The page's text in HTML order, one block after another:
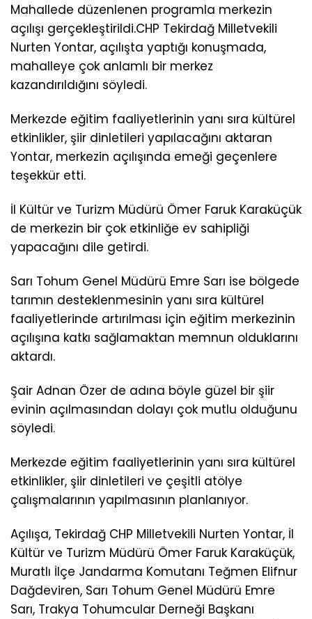
Mahallede düzenlenen programla merkezin
açılışı gerçekleştirildi.CHP Tekirdağ Milletvekili
Nurten Yontar, açılışta yaptığı konuşmada,
mahalleye çok anlamlı bir merkez
kazandırıldığını söyledi.
Merkezde eğitim faaliyetlerinin yanı sıra kültürel
etkinlikler, şiir dinletileri yapılacağını aktaran
Yontar, merkezin açılışında emeği geçenlere
teşekkür etti.
İl Kültür ve Turizm Müdürü Ömer Faruk Karaküçük
de merkezin bir çok etkinliğe ev sahipliği
yapacağını dile getirdi.
Sarı Tohum Genel Müdürü Emre Sarı ise bölgede
tarımın desteklenmesinin yanı sıra kültürel
faaliyetlerinde artırılması için eğitim merkezinin
açılışına katkı sağlamaktan memnun olduklarını
aktardı.
Şair Adnan Özer de adına böyle güzel bir şiir
evinin açılmasından dolayı çok mutlu olduğunu
söyledi.
Merkezde eğitim faaliyetlerinin yanı sıra kültürel
etkinlikler, şiir dinletileri ve çeşitli atölye
çalışmalarının yapılmasının planlanıyor.
Açılışa, Tekirdağ CHP Milletvekili Nurten Yontar, İl
Kültür ve Turizm Müdürü Ömer Faruk Karaküçük,
Muratlı İlçe Jandarma Komutanı Teğmen Elifnur
Dağdeviren, Sarı Tohum Genel Müdürü Emre
Sarı, Trakya Tohumcular Derneği Başkanı